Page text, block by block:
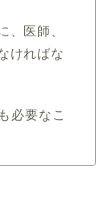
、医師、
ければな
必要なこ